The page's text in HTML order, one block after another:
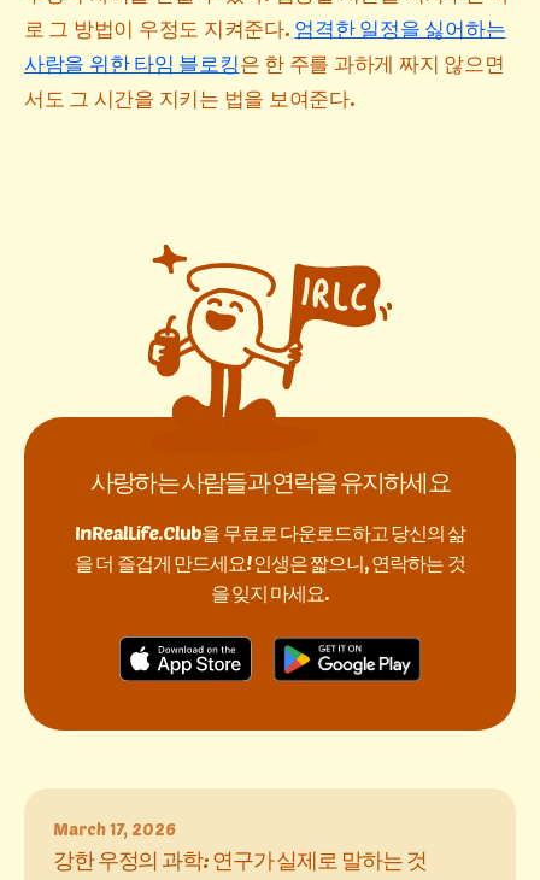
로 그 방법이 우정도 지켜준다. 엄격한 일정을 싫어하는
사람을 위한 타임 블로킹은 한 주를 과하게 짜지 않으면
서도 그 시간을 지키는 법을 보여준다.
사랑하는 사람들과 연락을 유지하세요
InRealLife.Club을 무료로 다운로드하고 당신의 삶
을 더 즐겁게 만드세요! 인생은 짧으니, 연락하는 것
을 잊지 마세요.
March 17, 2026
강한 우정의 과학: 연구가 실제로 말하는 것